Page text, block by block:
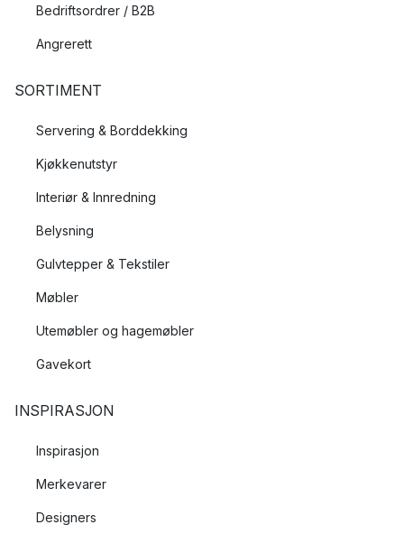
Bedriftsordrer / B2B
Angrerett
SORTIMENT
Servering & Borddekking
Kjøkkenutstyr
Interiør & Innredning
Belysning
Gulvtepper & Tekstiler
Møbler
Utemøbler og hagemøbler
Gavekort
INSPIRASJON
Inspirasjon
Merkevarer
Designers